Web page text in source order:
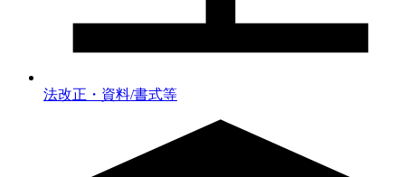
法改正・資料/書式等